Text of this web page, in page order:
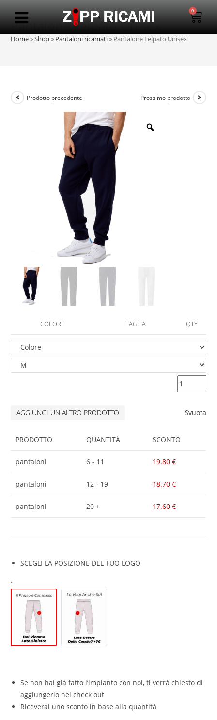
0
Pantalone Felpato Unisex
Home»Shop» Pantaloni ricamati» Pantalone Felpato Unisex
Prodotto precedente Prossimo prodotto
COLORE TAGLIA QTY
AGGIUNGI UN ALTRO PRODOTTO Svuota
PRODOTTO QUANTITÀ SCONTO
pantaloni 6 - 11 19.80€
pantaloni 12 - 19 18.70€
pantaloni 20 + 17.60€
SCEGLI LA POSIZIONE DEL TUO LOGO
.
Se non hai già fatto l’impianto con noi, ti verrà chiesto di
aggiungerlo nel check out
Riceverai uno sconto in base alla quantità